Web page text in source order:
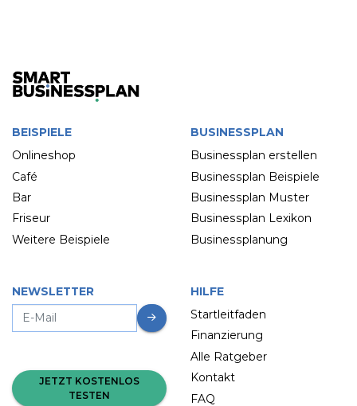
BEISPIELE
Onlineshop
Café
Bar
Friseur
Weitere Beispiele
BUSINESSPLAN
Businessplan erstellen
Businessplan Beispiele
Businessplan Muster
Businessplan Lexikon
Businessplanung
NEWSLETTER
JETZT KOSTENLOS
TESTEN
HILFE
Startleitfaden
Finanzierung
Alle Ratgeber
Kontakt
FAQ